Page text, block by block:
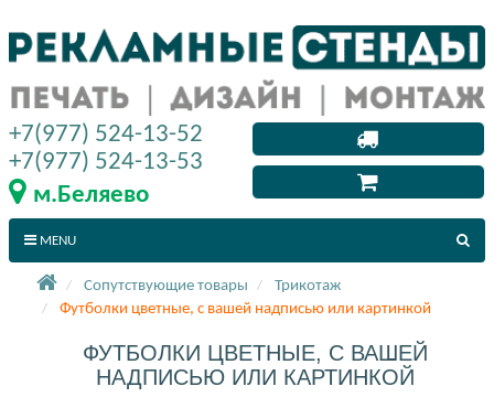
Сопутствующие товары
Трикотаж
Футболки цветные, с вашей надписью или картинкой
ФУТБОЛКИ ЦВЕТНЫЕ, С ВАШЕЙ
НАДПИСЬЮ ИЛИ КАРТИНКОЙ
+7(977) 524-13-52
+7(977) 524-13-53
м.Беляево
MENU